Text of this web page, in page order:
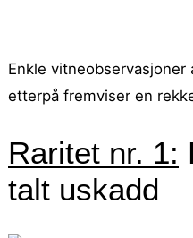
Enkle
etterpå fremviser en
Raritet nr. 1:
talt uskadd